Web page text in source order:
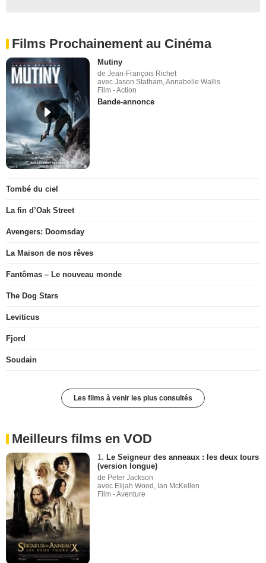
Films Prochainement au Cinéma
Mutiny
de Jean-François Richet
avec Jason Statham, Annabelle Wallis
Film - Action
Bande-annonce
Tombé du ciel
La fin d’Oak Street
Avengers: Doomsday
La Maison de nos rêves
Fantômas – Le nouveau monde
The Dog Stars
Leviticus
Fjord
Soudain
Les films à venir les plus consultés
Meilleurs films en VOD
1. Le Seigneur des anneaux : les deux tours
(version longue)
de Peter Jackson
avec Elijah Wood, Ian McKellen
Film - Aventure